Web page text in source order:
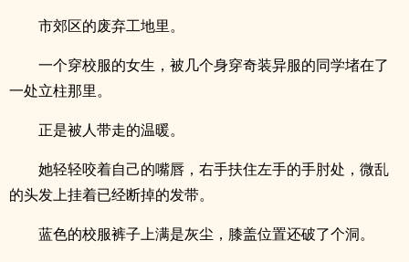
市郊区的废弃工地里。
一个穿校服的女生，被几个身穿奇装异服的同学堵在了
一处立柱那里。
正是被人带走的温暖。
她轻轻咬着自己的嘴唇，右手扶住左手的手肘处，微乱
的头发上挂着已经断掉的发带。
蓝色的校服裤子上满是灰尘，膝盖位置还破了个洞。